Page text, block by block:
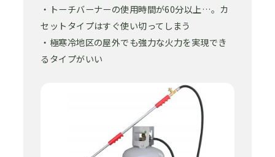
・トーチバーナーの使用時間が60分以上…。カ
セットタイプはすぐ使い切ってしまう
・極寒冷地区の屋外でも強力な火力を実現でき
るタイプがいい